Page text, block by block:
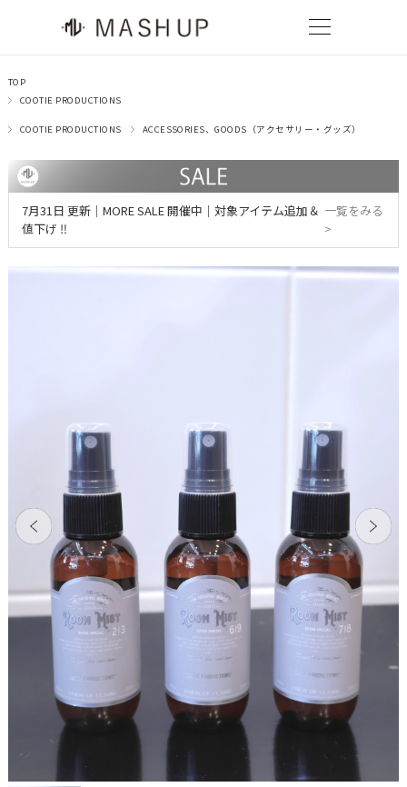
TOP
COOTIE PRODUCTIONS
COOTIE PRODUCTIONS ACCESSORIES、GOODS（アクセサリー・グッズ）
7月31日 更新｜MORE SALE 開催中｜対象アイテム追加＆
値下げ ‼
一覧をみる
>